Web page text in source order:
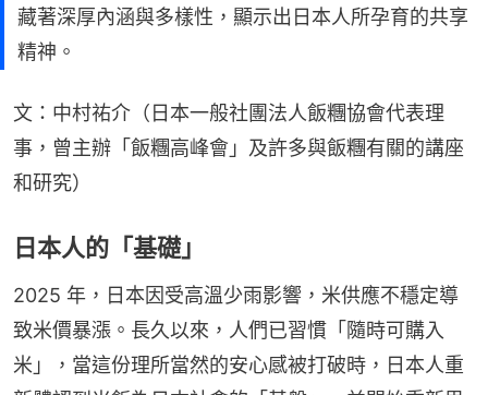
藏著深厚內涵與多樣性，顯示出日本人所孕育的共享
精神。
文：中村祐介（日本一般社團法人飯糰協會代表理
事，曾主辦「飯糰高峰會」及許多與飯糰有關的講座
和研究）
日本人的「基礎」
2025 年，日本因受高溫少雨影響，米供應不穩定導
致米價暴漲。長久以來，人們已習慣「隨時可購入
米」，當這份理所當然的安心感被打破時，日本人重